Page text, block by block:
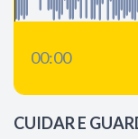
00:00
CUIDAR E